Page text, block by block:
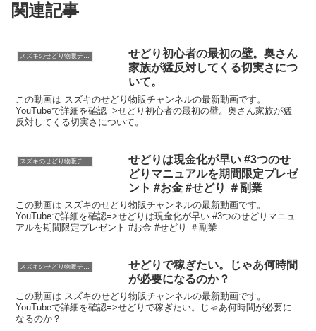
関連記事
せどり初心者の最初の壁。奥さん
家族が猛反対してくる切実さにつ
いて。
この動画は スズキのせどり物販チャンネルの最新動画です。
YouTubeで詳細を確認=>せどり初心者の最初の壁。奥さん家族が猛
反対してくる切実さについて。
せどりは現金化が早い #3つのせ
どりマニュアルを期間限定プレゼ
ント #お金 #せどり ＃副業
この動画は スズキのせどり物販チャンネルの最新動画です。
YouTubeで詳細を確認=>せどりは現金化が早い #3つのせどりマニュ
アルを期間限定プレゼント #お金 #せどり ＃副業
スズキのせどり物販チャンネル
せどりで稼ぎたい。じゃあ何時間
が必要になるのか？
この動画は スズキのせどり物販チャンネルの最新動画です。
YouTubeで詳細を確認=>せどりで稼ぎたい。じゃあ何時間が必要に
なるのか？